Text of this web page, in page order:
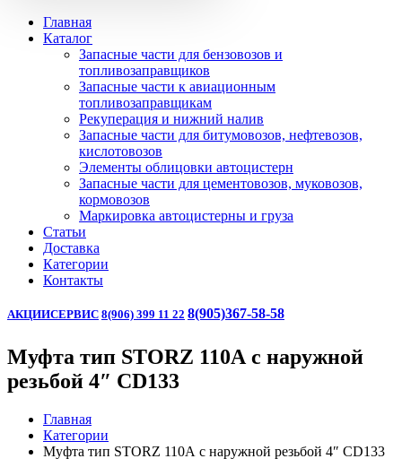
Главная
Каталог
Запасные части для бензовозов и
топливозаправщиков
Запасные части к авиационным
топливозаправщикам
Рекуперация и нижний налив
Запасные части для битумовозов, нефтевозов,
кислотовозов
Элементы облицовки автоцистерн
Запасные части для цементовозов, муковозов,
кормовозов
Маркировка автоцистерны и груза
Статьи
Доставка
Категории
Контакты
АКЦИИСЕРВИС 8(906) 399 11 22 8(905)367-58-58
Муфта тип STORZ 110А с наружной
резьбой 4″ CD133
Главная
Категории
Муфта тип STORZ 110А с наружной резьбой 4″ CD133